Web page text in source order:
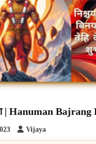
| Hanuman Bajrang
Vijaya